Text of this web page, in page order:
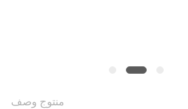
منتوج وصف